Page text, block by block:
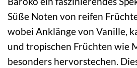
Süße Noten von reifen
wobei Anklänge von Vanille,
und tropischen Früchten wie
besonders hervorstechen.